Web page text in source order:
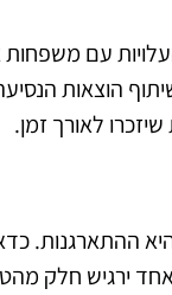
עם משפחות
הוצאות הנסיעה
לאורך זמן.
ההתארגנות.
ירגיש חלק